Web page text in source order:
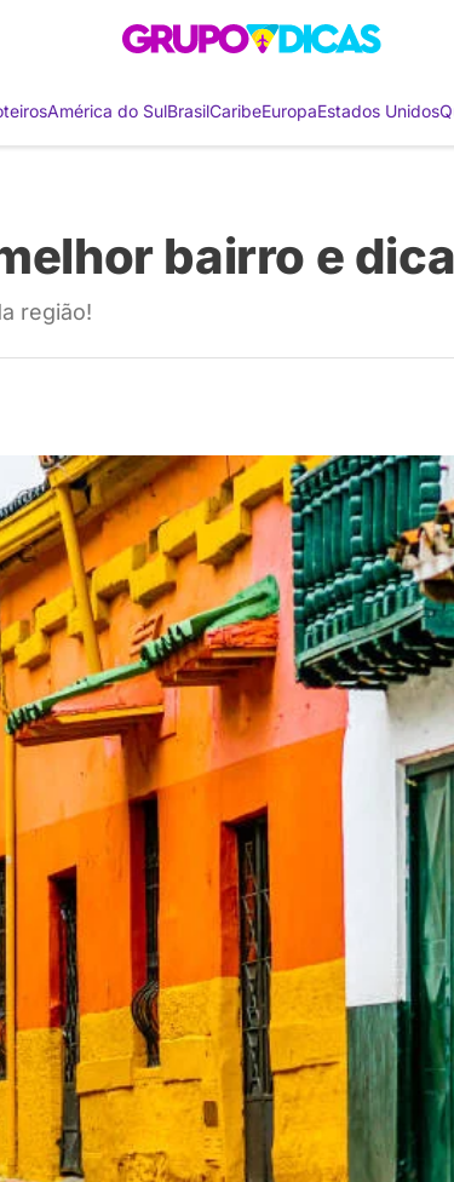
América do SulBrasilCaribeEuropaEstados Unidos
bairro e
região!